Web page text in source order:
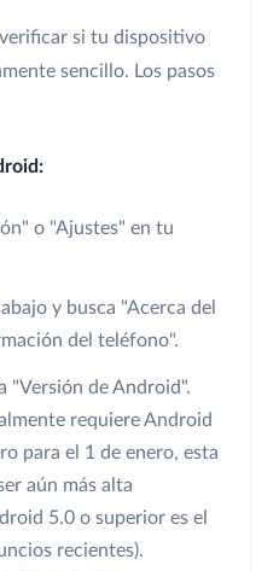
si tu dispositivo
sencillo. Los pasos
o "Ajustes" en tu
y busca "Acerca del
del teléfono".
"Versión de Android".
requiere Android
para el 1 de enero, esta
aún más alta
5.0 o superior es el
recientes).